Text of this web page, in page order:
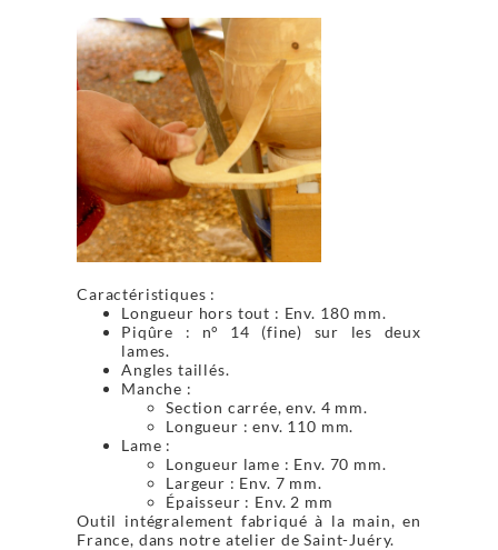
Caractéristiques :
Longueur hors tout : Env. 180 mm.
Piqûre : n° 14 (fine) sur les deux
lames.
Angles taillés.
Manche :
Section carrée, env. 4 mm.
Longueur : env. 110 mm.
Lame :
Longueur lame : Env. 70 mm.
Largeur : Env. 7 mm.
Épaisseur : Env. 2 mm
Outil intégralement fabriqué à la main, en
France, dans notre atelier de Saint-Juéry.